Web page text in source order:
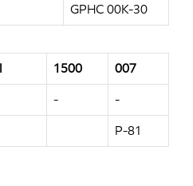
GPHC 00K-30
1500
007
-
-
P-81